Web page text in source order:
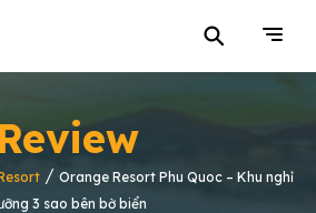
⚲
Review
/ Orange Resort Phu Quoc – Khu nghỉ
3 sao bên bờ biển